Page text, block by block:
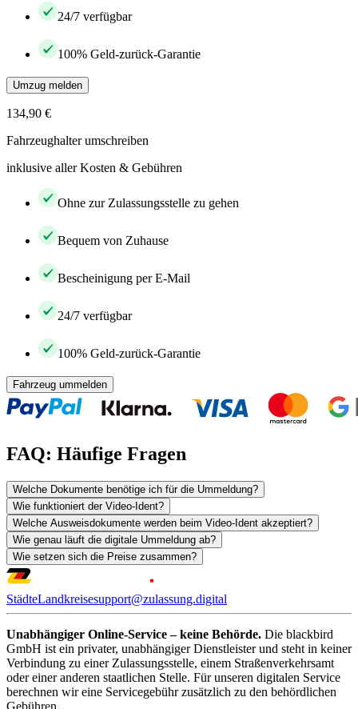
24/7 verfügbar
100% Geld-zurück-Garantie
Umzug melden
134,90 €
Fahrzeughalter umschreiben
inklusive aller Kosten & Gebühren
Ohne zur Zulassungsstelle zu gehen
Bequem von Zuhause
Bescheinigung per E-Mail
24/7 verfügbar
100% Geld-zurück-Garantie
Fahrzeug ummelden
FAQ: Häufige Fragen
Welche Dokumente benötige ich für die Ummeldung?
Wie funktioniert der Video-Ident?
Welche Ausweisdokumente werden beim Video-Ident akzeptiert?
Wie genau läuft die digitale Ummeldung ab?
Wie setzen sich die Preise zusammen?
StädteLandkreisesupport@zulassung.digital
Unabhängiger Online-Service – keine Behörde. Die blackbird
GmbH ist ein privater, unabhängiger Dienstleister und steht in keiner
Verbindung zu einer Zulassungsstelle, einem Straßenverkehrsamt
oder einer anderen staatlichen Stelle. Für unseren digitalen Service
berechnen wir eine Servicegebühr zusätzlich zu den behördlichen
Gebühren.